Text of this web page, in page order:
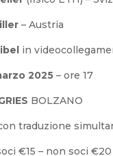
– Austria
in
2025 – ore 17
BOLZANO
traduzione
€15 – non soci €20